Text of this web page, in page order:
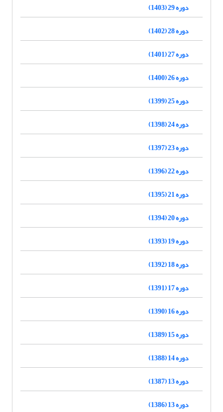
دوره 29 (1403)
دوره 28 (1402)
دوره 27 (1401)
دوره 26 (1400)
دوره 25 (1399)
دوره 24 (1398)
دوره 23 (1397)
دوره 22 (1396)
دوره 21 (1395)
دوره 20 (1394)
دوره 19 (1393)
دوره 18 (1392)
دوره 17 (1391)
دوره 16 (1390)
دوره 15 (1389)
دوره 14 (1388)
دوره 13 (1387)
دوره 13 (1386)